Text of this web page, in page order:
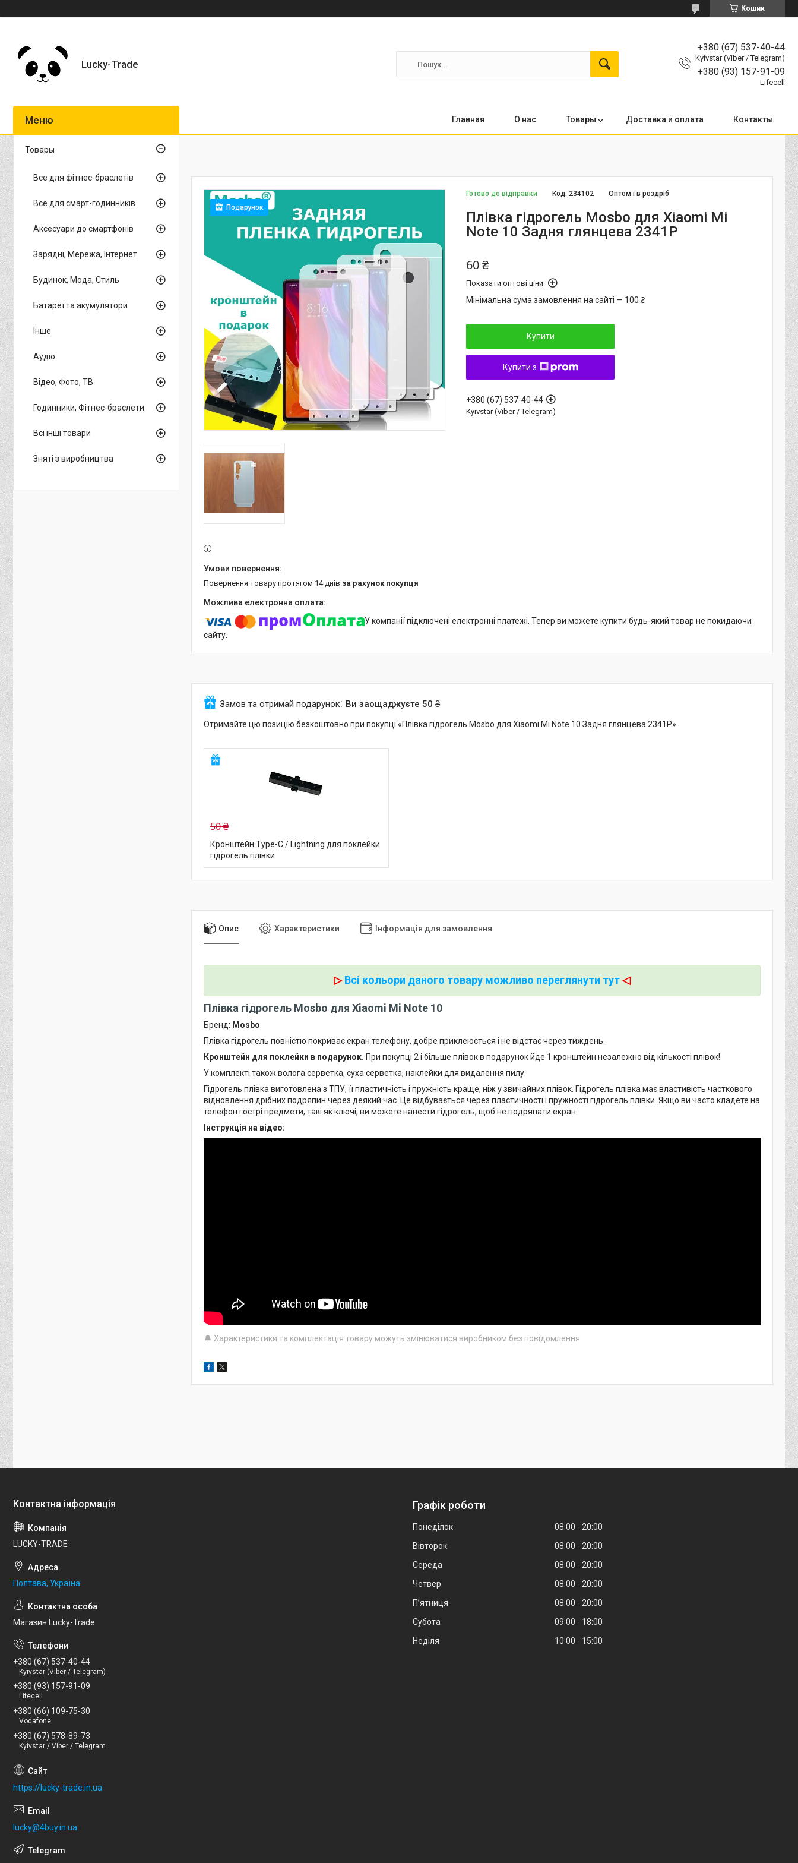
Кошик
Lucky-Trade
+380 (67) 537-40-44
Kyivstar (Viber / Telegram)
+380 (93) 157-91-09
Lifecell
Главная О нас Товары Доставка и оплата Контакты
Подарунок
Готово до відправки Оптом і в роздріб
Код: 234102
Плівка гідрогель Mosbo для Xiaomi Mi
Note 10 Задня глянцева 2341P
60 ₴
Показати оптові ціни
Мінімальна сума замовлення на сайті — 100 ₴
Купити
Купити з
+380 (67) 537-40-44
Kyivstar (Viber / Telegram)
повернення товару протягом 14 днів за рахунок покупця
У компанії підключені електронні платежі. Тепер ви можете купити будь-який товар не покидаючи
сайту.
Замов та отримай подарунок Ви заощаджуєте 50 ₴
Отримайте цю позицію безкоштовно при покупці «Плівка гідрогель Mosbo для Xiaomi Mi Note 10 Задня глянцева 2341P»
50 ₴
Кронштейн Type-C / Lightning для поклейки
гідрогель плівки
Опис Характеристики Інформація для замовлення
▷Всі кольори даного товару можливо переглянути тут◁
Плівка гідрогель Mosbo для Xiaomi Mi Note 10
Бренд: Mosbo
Плівка гідрогель повністю покриває екран телефону, добре приклеюється і не відстає через тиждень.
Кронштейн для поклейки в подарунок. При покупці 2 і більше плівок в подарунок йде 1 кронштейн незалежно від кількості плівок!
У комплекті також волога серветка, суха серветка, наклейки для видалення пилу.
Гідрогель плівка виготовлена ​​з ТПУ, її пластичність і пружність краще, ніж у звичайних плівок. Гідрогель плівка має властивість часткового
відновлення дрібних подряпин через деякий час. Це відбувається через пластичності і пружності гідрогель плівки. Якщо ви часто кладете на
телефон гострі предмети, такі як ключі, ви можете нанести гідрогель, щоб не подряпати екран.
Інструкція на відео:
🔔 Характеристики та комплектація товару можуть змінюватися виробником без повідомлення
Товары
Все для фітнес-браслетів
Все для смарт-годинників
Аксесуари до смартфонів
Зарядні, Мережа, Інтернет
Будинок, Мода, Стиль
Батареї та акумулятори
Інше
Аудіо
Відео, Фото, ТВ
Годинники, Фітнес-браслети
Всі інші товари
Зняті з виробництва
LUCKY-TRADE
Полтава, Україна
Магазин Lucky-Trade
+380 (67) 537-40-44
Kyivstar (Viber / Telegram)
+380 (93) 157-91-09
Lifecell
+380 (66) 109-75-30
Vodafone
+380 (67) 578-89-73
Kyivstar / Viber / Telegram
https://lucky-trade.in.ua
lucky@4buy.in.ua
Графік роботи
Понеділок 08:00
20:00
Вівторок
08:00
20:00
Середа
08:00
20:00
Четвер
08:00
20:00
Пʼятниця
08:00
20:00
Субота
09:00
18:00
Неділя
10:00 15:00